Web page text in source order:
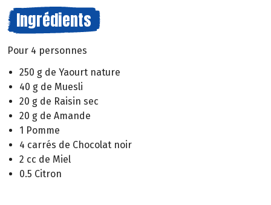
Ingrédients
Pour 4 personnes
250 g de Yaourt nature
40 g de Muesli
20 g de Raisin sec
20 g de Amande
1 Pomme
4 carrés de Chocolat noir
2 cc de Miel
0.5 Citron